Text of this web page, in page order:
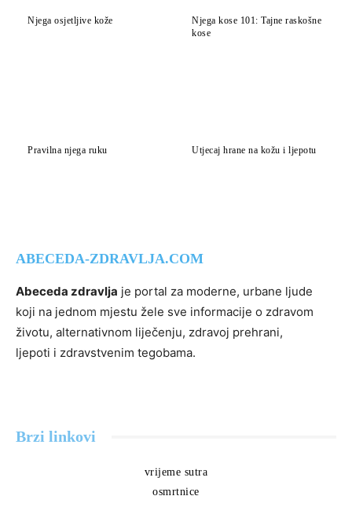
Njega osjetljive kože
Njega kose 101: Tajne raskošne
kose
Pravilna njega ruku Utjecaj hrane na kožu i ljepotu
ABECEDA-ZDRAVLJA.COM
Abeceda zdravlja je portal za moderne, urbane ljude
koji na jednom mjestu žele sve informacije o zdravom
životu, alternativnom liječenju, zdravoj prehrani,
ljepoti i zdravstvenim tegobama.
Brzi linkovi
vrijeme sutra
osmrtnice